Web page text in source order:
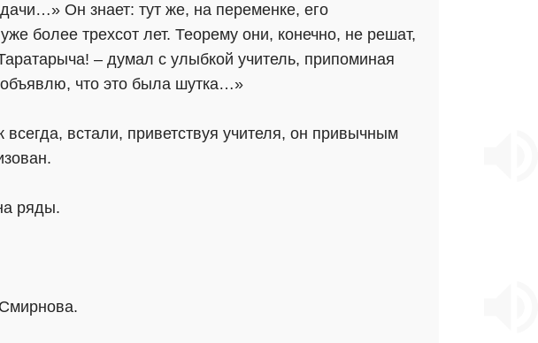
Он знает: тут же, на переменке, его
более трехсот лет. Теорему они, конечно, не решат,
– думал с улыбкой учитель, припоминая
что это была шутка…»
встали, приветствуя учителя, он привычным
ряды.